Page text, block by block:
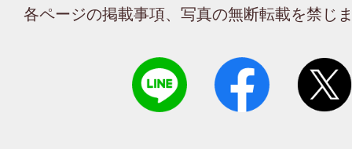
各ページの掲載事項、写真の無断転載を禁じ